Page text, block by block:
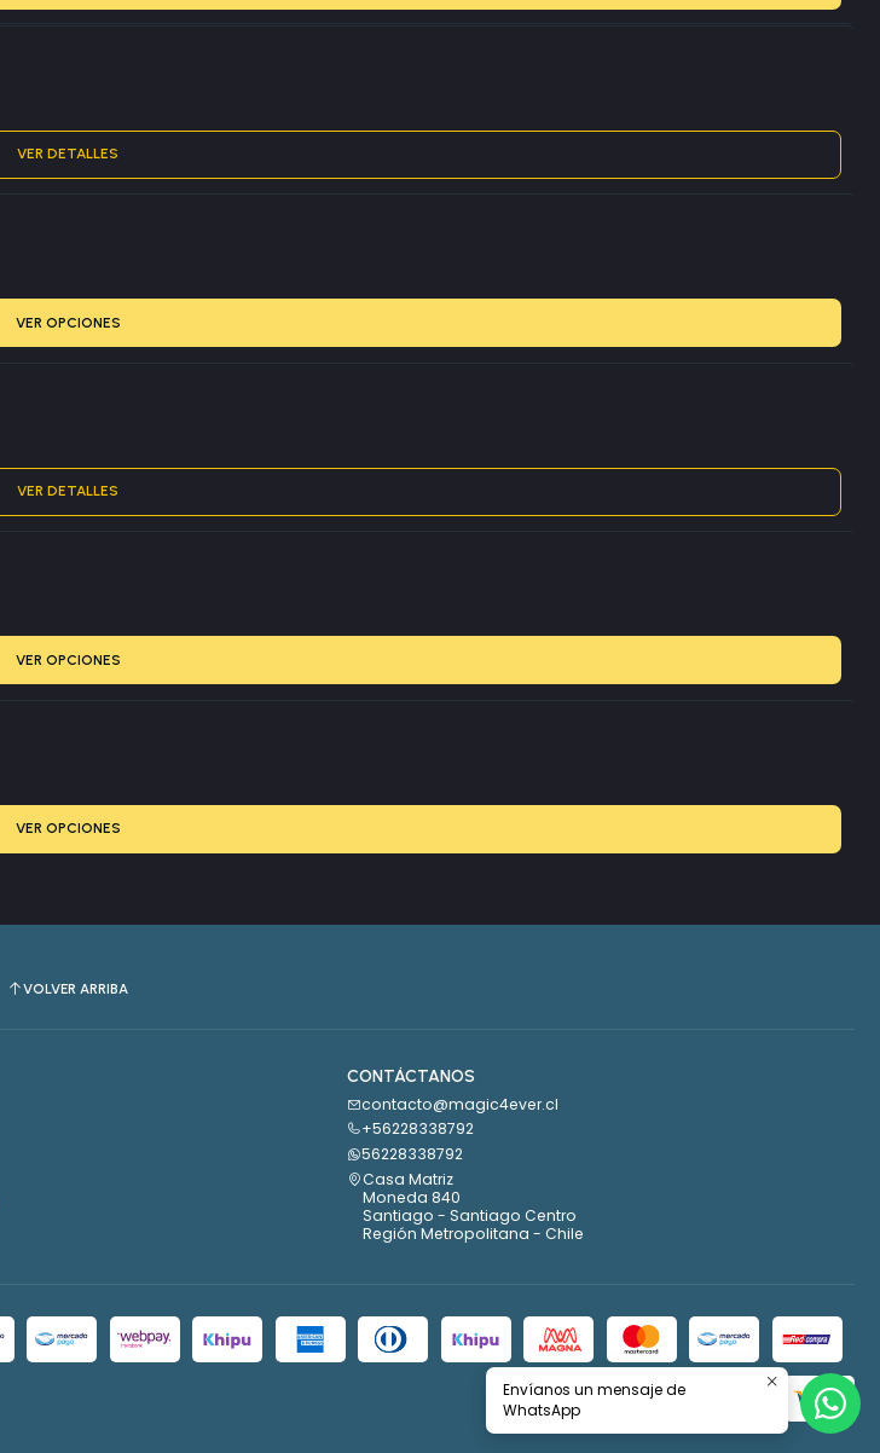
VER DETALLES
VER OPCIONES
VER DETALLES
VER OPCIONES
VER OPCIONES
VOLVER ARRIBA
CONTÁCTANOS
contacto@magic4ever.cl
+56228338792
56228338792
Casa Matriz
Moneda 840
Santiago - Santiago Centro
Región Metropolitana - Chile
Envíanos un mensaje de
WhatsApp